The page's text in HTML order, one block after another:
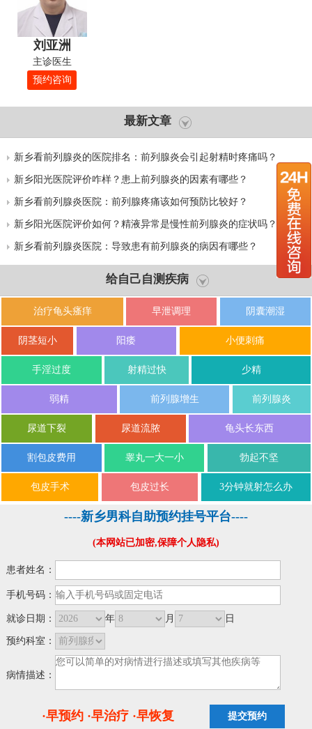
刘亚洲
主诊医生
预约咨询
最新文章
新乡看前列腺炎的医院排名：前列腺炎会引起射精时疼痛吗？
新乡阳光医院评价咋样？患上前列腺炎的因素有哪些？
新乡看前列腺炎医院：前列腺疼痛该如何预防比较好？
新乡阳光医院评价如何？精液异常是慢性前列腺炎的症状吗？
新乡看前列腺炎医院：导致患有前列腺炎的病因有哪些？
给自己自测疾病
治疗龟头瘙痒 早泄调理 阴囊潮湿
阴茎短小 阳痿 小便刺痛
手淫过度 射精过快 少精
弱精 前列腺增生 前列腺炎
尿道下裂 尿道流脓 龟头长东西
割包皮费用 睾丸一大一小 勃起不坚
包皮手术 包皮过长 3分钟就射怎么办
----新乡男科自助预约挂号平台----
(本网站已加密,保障个人隐私)
患者姓名：
手机号码：
就诊日期： 年 月 日
预约科室：
病情描述：
·早预约 ·早治疗 ·早恢复